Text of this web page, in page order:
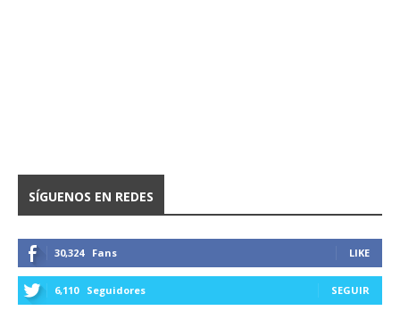
SÍGUENOS EN REDES
30,324 Fans LIKE
6,110 Seguidores SEGUIR